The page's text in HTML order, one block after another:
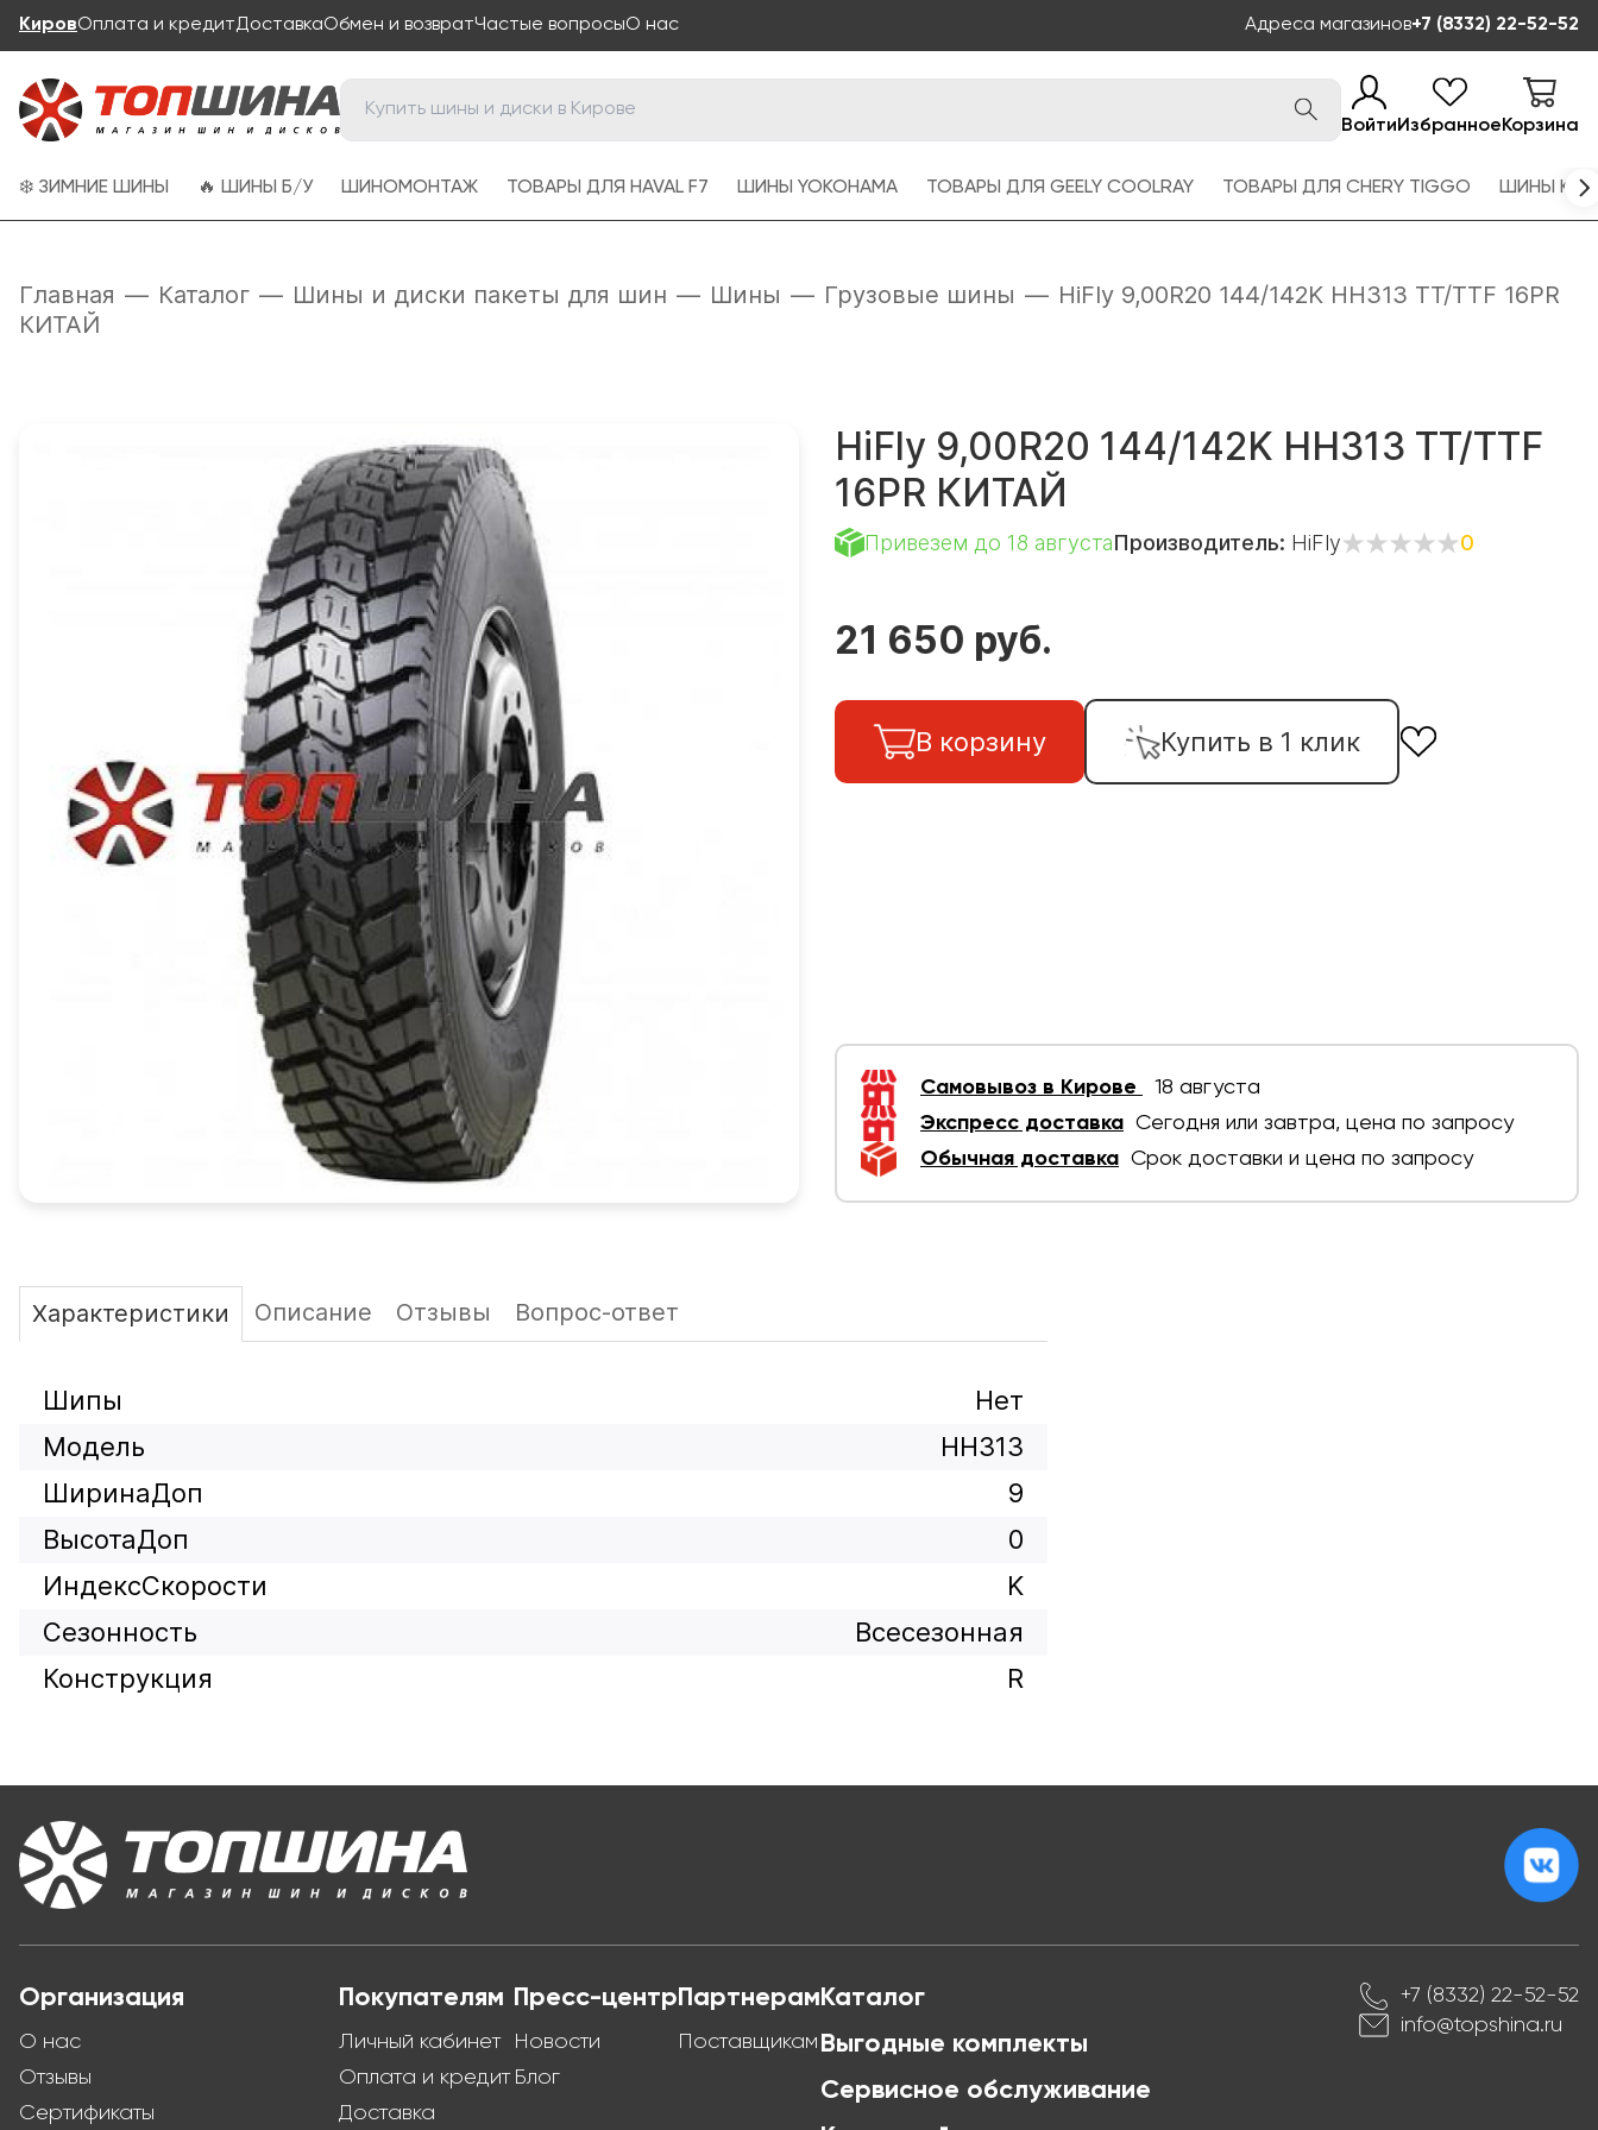
КировОплата и кредитДоставкаОбмен и возвратЧастые вопросыО нас Адреса магазинов+7 (8332) 22-52-52
ВойтиИзбранноеКорзина
❄️ ЗИМНИЕ ШИНЫ 🔥 ШИНЫ Б/У ШИНОМОНТАЖ ТОВАРЫ ДЛЯ HAVAL F7 ШИНЫ YOKOHAMA ТОВАРЫ ДЛЯ GEELY COOLRAY ТОВАРЫ ДЛЯ CHERY TIGGO ШИНЫ
Главная — Каталог — Шины и диски пакеты для шин — Шины — Грузовые шины — HiFly 9,00R20 144/142K HH313 TT/TTF 16PR
КИТАЙ
HiFly 9,00R20 144/142K HH313 TT/TTF
16PR КИТАЙ
Привезем до 18 августаПроизводитель: HiFly 0
21 650 руб.
В корзину Купить в 1 клик
Самовывоз в Кирове
18 августа
Экспресс доставка Сегодня или завтра, цена по запросу
Обычная доставка Срок доставки и цена по запросу
Характеристики Описание Отзывы Вопрос-ответ
Шипы
Нет
Модель
HH313
ШиринаДоп
9
ВысотаДоп
0
ИндексСкорости
K
Сезонность
Всесезонная
Конструкция
R
Организация
О нас
Отзывы
Сертификаты
Покупателям
Личный кабинет
Оплата и кредит
Доставка
Пресс-центр
Новости
Блог
Партнерам
Поставщикам
Каталог
Выгодные комплекты
Сервисное обслуживание
+7 (8332) 22-52-52
info@topshina.ru